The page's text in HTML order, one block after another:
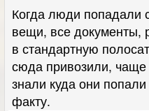
Когда люди попадали
вещи, все документы,
в стандартную
сюда привозили,
знали куда они
факту.